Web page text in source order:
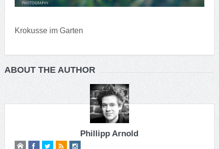
Krokusse im Garten
ABOUT THE AUTHOR
Phillipp Arnold